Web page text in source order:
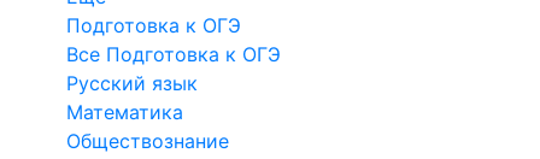
Подготовка к ОГЭ
Все Подготовка к ОГЭ
Русский язык
Математика
Обществознание